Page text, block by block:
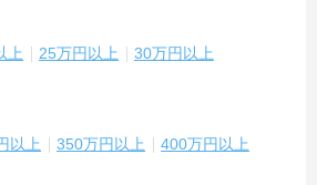
上 25万円以上 30万円以上
以上 350万円以上 400万円以上